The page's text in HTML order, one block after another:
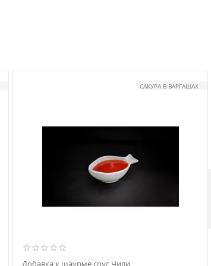
САКУРА В ВАРГАШАХ
Добавка к шаурме соус Чили